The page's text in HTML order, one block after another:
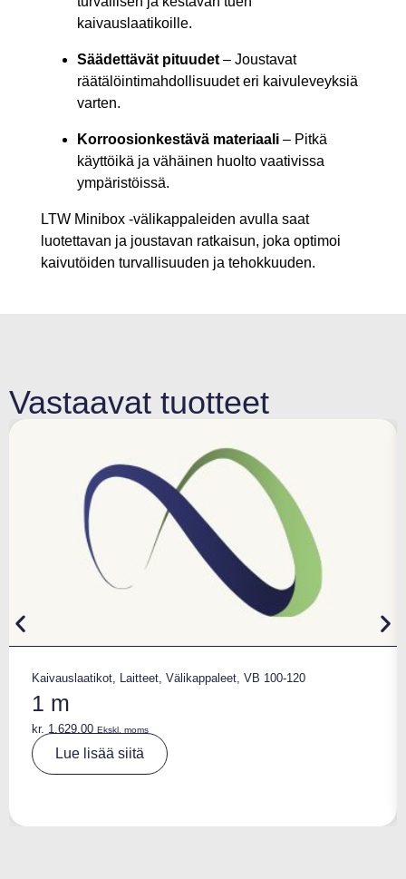
kaivauslaatikoille.
Säädettävät pituudet – Joustavat
räätälöintimahdollisuudet eri kaivuleveyksiä
varten.
Korroosionkestävä materiaali – Pitkä
käyttöikä ja vähäinen huolto vaativissa
ympäristöissä.
LTW Minibox -välikappaleiden avulla saat
luotettavan ja joustavan ratkaisun, joka optimoi
kaivutöiden turvallisuuden ja tehokkuuden.
Vastaavat tuotteet
Kaivauslaatikot Laitteet Välikappaleet VB 100-120
1 m
kr. 1.629,00 Ekskl. moms
Lue lisää siitä